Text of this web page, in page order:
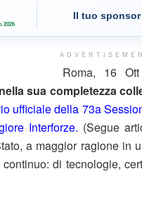
2026
Il tuo
Roma, 16
sua completezza
ufficiale della 73a
Interforze. (Segue
a maggior ragione in
di tecnologie,